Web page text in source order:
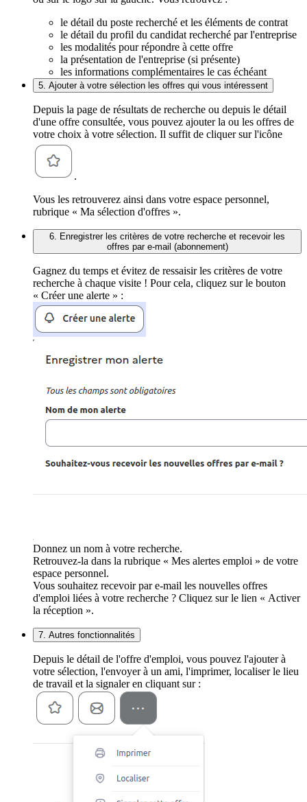
le détail du poste recherché et les éléments de contrat
le détail du profil du candidat recherché par l'entreprise
les modalités pour répondre à cette offre
la présentation de l'entreprise (si présente)
les informations complémentaires le cas échéant
5. Ajouter à votre sélection les offres qui vous intéressent
Depuis la page de résultats de recherche ou depuis le détail
d'une offre consultée, vous pouvez ajouter la ou les offres de
votre choix à votre sélection. Il suffit de cliquer sur l'icône
.
Vous les retrouverez ainsi dans votre espace personnel,
rubrique « Ma sélection d'offres ».
6. Enregistrer les critères de votre recherche et recevoir les
offres par e-mail (abonnement)
Gagnez du temps et évitez de ressaisir les critères de votre
recherche à chaque visite ! Pour cela, cliquez sur le bouton
« Créer une alerte » :
Donnez un nom à votre recherche.
Retrouvez-la dans la rubrique « Mes alertes emploi » de votre
espace personnel.
Vous souhaitez recevoir par e-mail les nouvelles offres
d'emploi liées à votre recherche ? Cliquez sur le lien « Activer
la réception ».
7. Autres fonctionnalités
Depuis le détail de l'offre d'emploi, vous pouvez l'ajouter à
votre sélection, l'envoyer à un ami, l'imprimer, localiser le lieu
de travail et la signaler en cliquant sur :